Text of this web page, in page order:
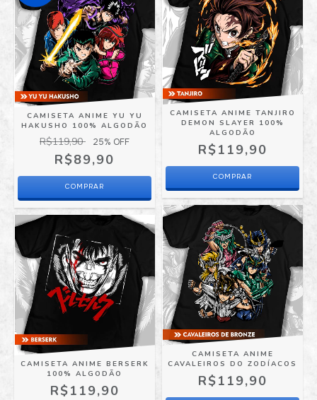
CAMISETA ANIME YU YU
HAKUSHO 100% ALGODÃO
R$119,90 25% OFF
R$89,90
COMPRAR
CAMISETA ANIME TANJIRO
DEMON SLAYER 100%
ALGODÃO
R$119,90
COMPRAR
CAMISETA ANIME BERSERK
100% ALGODÃO
R$119,90
CAMISETA ANIME
CAVALEIROS DO ZODÍACOS
R$119,90